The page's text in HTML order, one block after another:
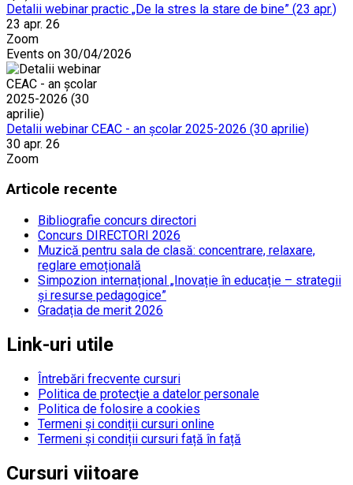
Detalii webinar practic „De la stres la stare de bine” (23 apr.)
23 apr. 26
Zoom
Events on 30/04/2026
Detalii webinar CEAC - an școlar 2025-2026 (30 aprilie)
30 apr. 26
Zoom
Articole recente
Bibliografie concurs directori
Concurs DIRECTORI 2026
Muzică pentru sala de clasă: concentrare, relaxare,
reglare emoțională
Simpozion internațional „Inovație în educație – strategii
și resurse pedagogice”
Gradația de merit 2026
Link-uri utile
Întrebări frecvente cursuri
Politica de protecţie a datelor personale
Politica de folosire a cookies
Termeni și condiții cursuri online
Termeni și condiții cursuri față în față
Cursuri viitoare